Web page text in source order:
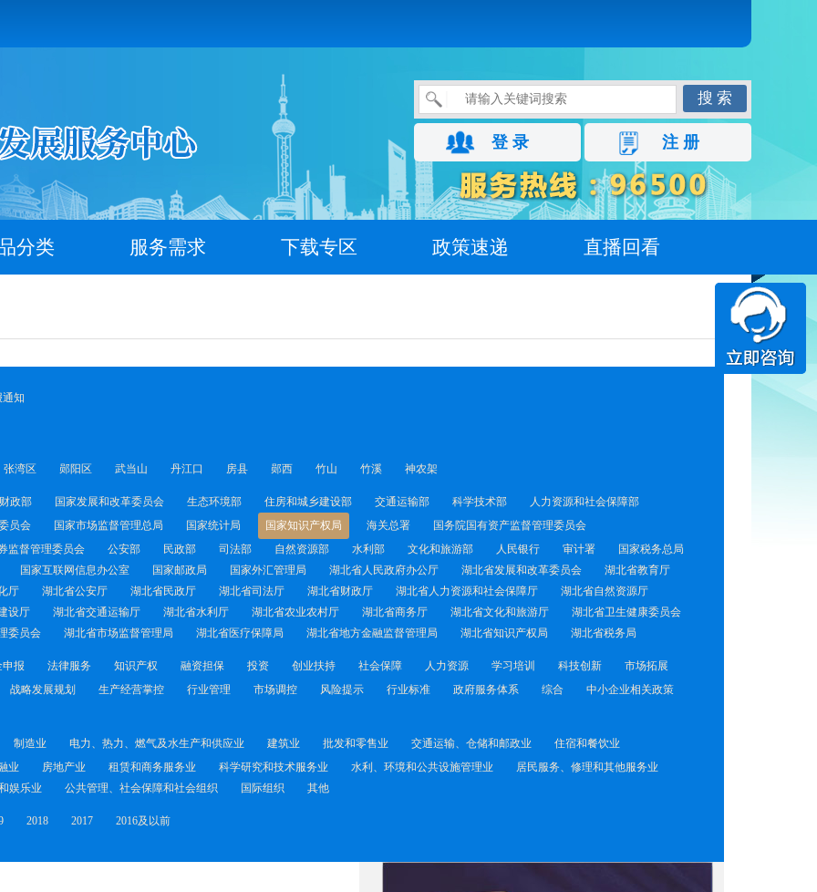
搜 索
登 录 注 册
分类 服务需求 下载专区 政策速递 直播回看
通知
张湾区 郧阳区 武当山 丹江口 房县 郧西 竹山 竹溪 神农架
财政部 国家发展和改革委员会 生态环境部 住房和城乡建设部 交通运输部 科学技术部
人力资源和社会保障部
员会 国家市场监督管理总局 国家统计局 国家知识产权局 海关总署
国务院国有资产监督管理委员会
监督管理委员会 公安部 民政部 司法部 自然资源部 水利部 文化和旅游部 人民银行 审计署
国家税务总局
国家互联网信息办公室 国家邮政局 国家外汇管理局 湖北省人民政府办公厅 湖北省发展和改革委员会
湖北省教育厅
厅 湖北省公安厅 湖北省民政厅 湖北省司法厅 湖北省财政厅 湖北省人力资源和社会保障厅
湖北省自然资源厅
设厅 湖北省交通运输厅 湖北省水利厅 湖北省农业农村厅 湖北省商务厅 湖北省文化和旅游厅
湖北省卫生健康委员会
委员会 湖北省市场监督管理局 湖北省医疗保障局 湖北省地方金融监督管理局 湖北省知识产权局 湖北省税务局
申报 法律服务 知识产权 融资担保 投资 创业扶持 社会保障 人力资源 学习培训 科技创新
市场拓展
战略发展规划 生产经营掌控 行业管理 市场调控 风险提示 行业标准 政府服务体系 综合
中小企业相关政策
制造业 电力、热力、燃气及水生产和供应业 建筑业 批发和零售业 交通运输、仓储和邮政业
住宿和餐饮业
业 房地产业 租赁和商务服务业 科学研究和技术服务业 水利、环境和公共设施管理业
居民服务、修理和其他服务业
娱乐业 公共管理、社会保障和社会组织 国际组织 其他
2018 2017 2016及以前